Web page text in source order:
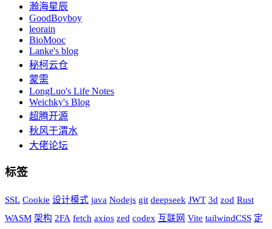
瀚海星辰
GoodBoyboy
leorain
BioMooc
Lanke's blog
秘柯云仓
蒙需
LongLuo's Life Notes
Weichky's Blog
超腾开源
秋风于渭水
大佬论坛
标签
SSL Cookie 设计模式 java Nodejs git deepseek JWT 3d zod Rust
WASM 架构 2FA fetch axios zed codex 互联网 Vite tailwindCSS 定